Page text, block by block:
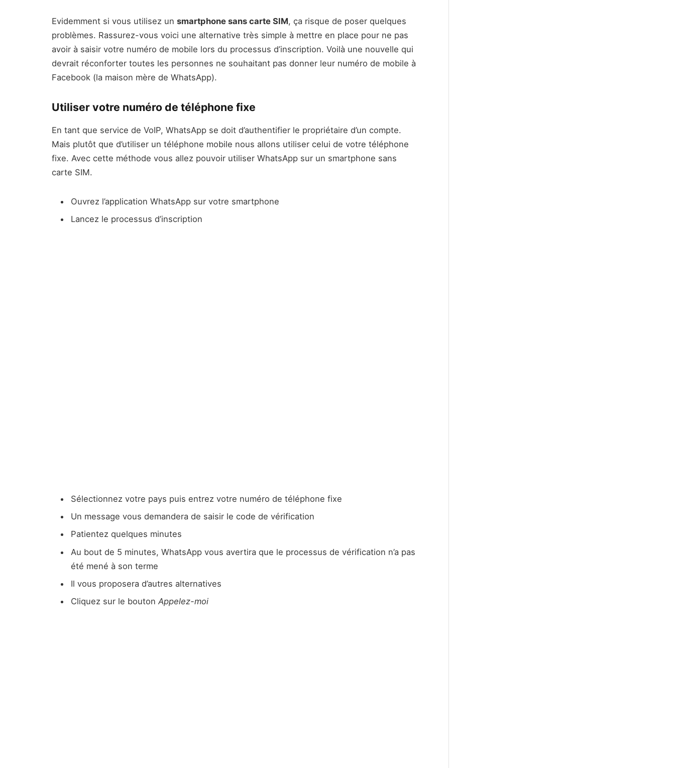
Evidemment si vous utilisez un smartphone sans carte SIM, ça risque de poser quelques
problèmes. Rassurez-vous voici une alternative très simple à mettre en place pour ne pas
avoir à saisir votre numéro de mobile lors du processus d’inscription. Voilà une nouvelle qui
devrait réconforter toutes les personnes ne souhaitant pas donner leur numéro de mobile à
Facebook (la maison mère de WhatsApp).
Utiliser votre numéro de téléphone fixe
En tant que service de VoIP, WhatsApp se doit d’authentifier le propriétaire d’un compte.
Mais plutôt que d’utiliser un téléphone mobile nous allons utiliser celui de votre téléphone
fixe. Avec cette méthode vous allez pouvoir utiliser WhatsApp sur un smartphone sans
carte SIM.
Ouvrez l’application WhatsApp sur votre smartphone
Lancez le processus d’inscription
Sélectionnez votre pays puis entrez votre numéro de téléphone fixe
Un message vous demandera de saisir le code de vérification
Patientez quelques minutes
Au bout de 5 minutes, WhatsApp vous avertira que le processus de vérification n’a pas
été mené à son terme
Il vous proposera d’autres alternatives
Cliquez sur le bouton Appelez-moi